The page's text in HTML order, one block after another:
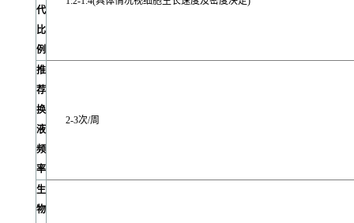
代
比
例
推
荐
换
液
频
率
2-3次/周
生
物